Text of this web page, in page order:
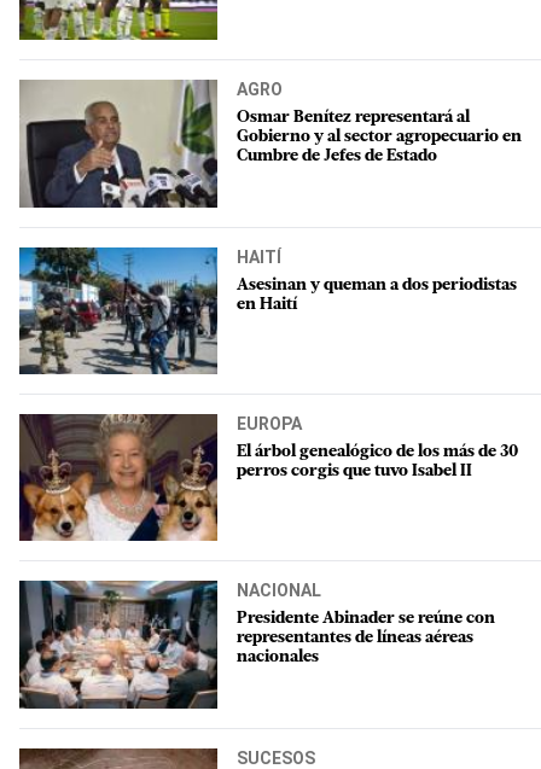
AGRO
Osmar Benítez representará al
Gobierno y al sector agropecuario en
Cumbre de Jefes de Estado
HAITÍ
Asesinan y queman a dos periodistas
en Haití
EUROPA
El árbol genealógico de los más de 30
perros corgis que tuvo Isabel II
NACIONAL
Presidente Abinader se reúne con
representantes de líneas aéreas
nacionales
SUCESOS